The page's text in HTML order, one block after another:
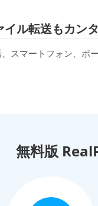
ル転送もカン
スマートフォン、ポ
無料版